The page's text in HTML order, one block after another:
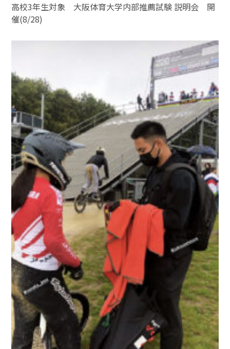
高校3年生対象 大阪体育大学内部推薦試験 説明会 開
催(8/28)